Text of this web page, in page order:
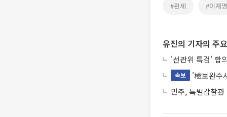
#관세 #이재명
유진의 기자의 주
'선관위 특검' 합
속보
'檢보완수
민주, 특별감찰